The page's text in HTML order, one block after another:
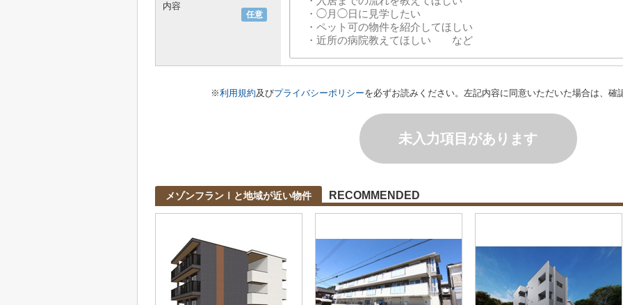
任意
内容
※利用規約及びプライバシーポリシーを必ずお読みください。左記内容に同意いただいた場合は、確
未入力項目があります
メゾンフランⅠと地域が近い物件 RECOMMENDED